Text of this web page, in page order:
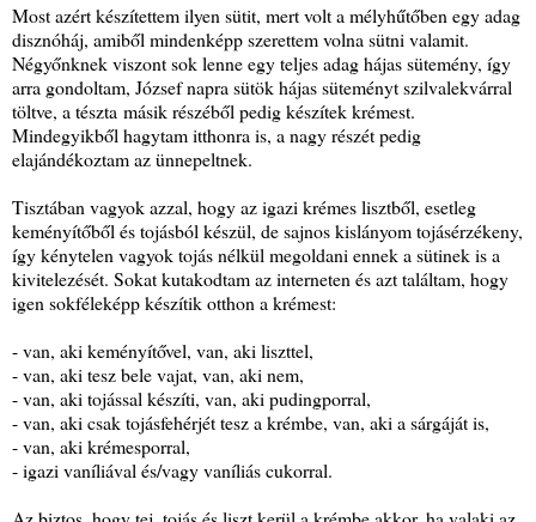
Most azért készítettem ilyen sütit, mert volt a mélyhűtőben egy adag
disznóháj, amiből mindenképp szerettem volna sütni valamit.
Négyőnknek viszont sok lenne egy teljes adag hájas sütemény, így
arra gondoltam, József napra sütök hájas süteményt szilvalekvárral
töltve, a tészta másik részéből pedig készítek krémest.
Mindegyikből hagytam itthonra is, a nagy részét pedig
elajándékoztam az ünnepeltnek.
Tisztában vagyok azzal, hogy az igazi krémes lisztből, esetleg
keményítőből és tojásból készül, de sajnos kislányom tojásérzékeny,
így kénytelen vagyok tojás nélkül megoldani ennek a sütinek is a
kivitelezését. Sokat kutakodtam az interneten és azt találtam, hogy
igen sokféleképp készítik otthon a krémest:
- van, aki keményítővel, van, aki liszttel,
- van, aki tesz bele vajat, van, aki nem,
- van, aki tojással készíti, van, aki pudingporral,
- van, aki csak tojásfehérjét tesz a krémbe, van, aki a sárgáját is,
- van, aki krémesporral,
- igazi vaníliával és/vagy vaníliás cukorral.